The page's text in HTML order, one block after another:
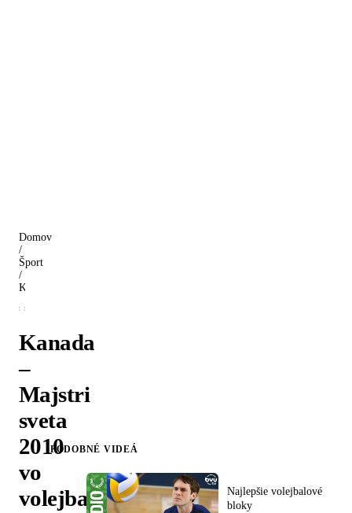
Domov
/
Šport
/
Kanada
–
Majstri
sveta
2010
vo
volejbale
PODOBNÉ VIDEÁ
Najlepšie volejbalové
bloky